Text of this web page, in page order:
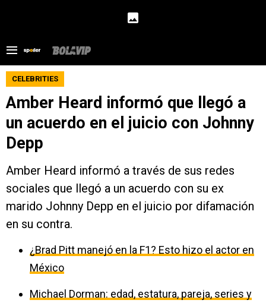
CELEBRITIES
Amber Heard informó que llegó a
un acuerdo en el juicio con Johnny
Depp
Amber Heard informó a través de sus redes
sociales que llegó a un acuerdo con su ex
marido Johnny Depp en el juicio por difamación
en su contra.
¿Brad Pitt manejó en la F1? Esto hizo el actor en
México
Michael Dorman: edad, estatura, pareja, series y